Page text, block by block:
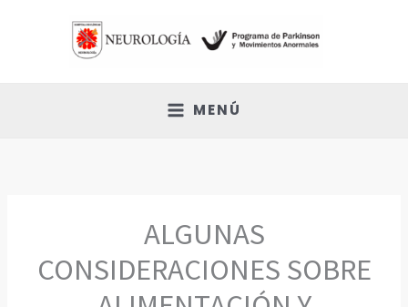
MENÚ
ALGUNAS
CONSIDERACIONES SOBRE